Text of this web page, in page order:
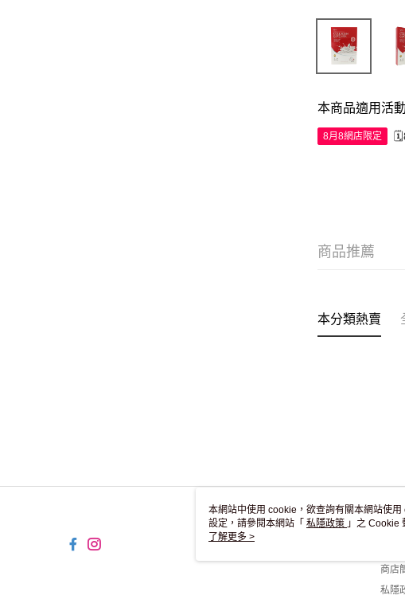
本商品適用活動
8月8網店限定
商品推薦
本分類熱賣
關
商店
私隱
本網站中使用 cookie，欲查詢有關本網站使
設定，請參閱本網站「 私隱政策 」之 Cookie
用 cookie。
了解更多 >